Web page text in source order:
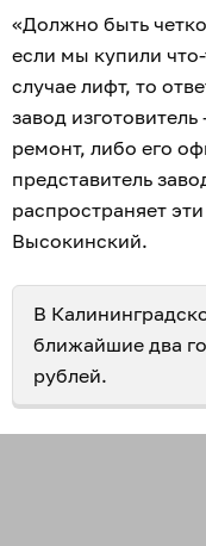
«Должно быть
если мы купили
случае лифт, то
завод
ремонт, либо его
представитель
распространяет
Высокинский.
В
ближайшие два
рублей.